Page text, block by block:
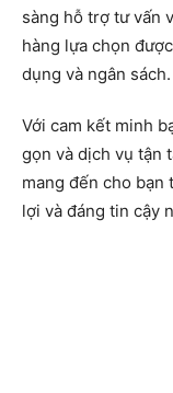
sàng hỗ trợ tư vấn
hàng lựa chọn
dụng và ngân sách.
Với cam kết minh
gọn và dịch vụ tận
mang đến cho bạn
lợi và đáng tin cậy